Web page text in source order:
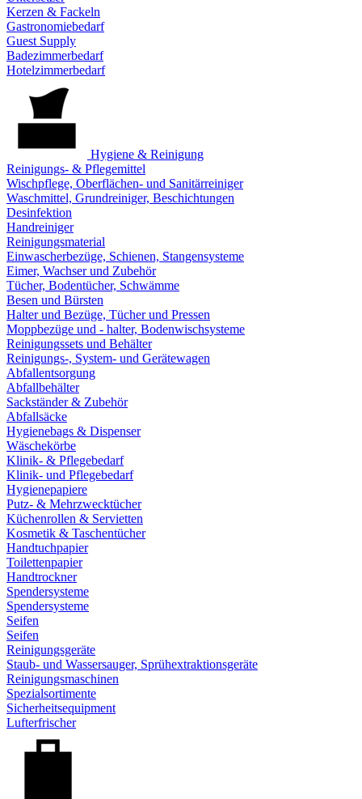
Kerzen & Fackeln
Gastronomiebedarf
Guest Supply
Badezimmerbedarf
Hotelzimmerbedarf
Hygiene & Reinigung
Reinigungs- & Pflegemittel
Wischpflege, Oberflächen- und Sanitärreiniger
Waschmittel, Grundreiniger, Beschichtungen
Desinfektion
Handreiniger
Reinigungsmaterial
Einwascherbezüge, Schienen, Stangensysteme
Eimer, Wachser und Zubehör
Tücher, Bodentücher, Schwämme
Besen und Bürsten
Halter und Bezüge, Tücher und Pressen
Moppbezüge und - halter, Bodenwischsysteme
Reinigungssets und Behälter
Reinigungs-, System- und Gerätewagen
Abfallentsorgung
Abfallbehälter
Sackständer & Zubehör
Abfallsäcke
Hygienebags & Dispenser
Wäschekörbe
Klinik- & Pflegebedarf
Klinik- und Pflegebedarf
Hygienepapiere
Putz- & Mehrzwecktücher
Küchenrollen & Servietten
Kosmetik & Taschentücher
Handtuchpapier
Toilettenpapier
Handtrockner
Spendersysteme
Spendersysteme
Seifen
Seifen
Reinigungsgeräte
Staub- und Wassersauger, Sprühextraktionsgeräte
Reinigungsmaschinen
Spezialsortimente
Sicherheitsequipment
Lufterfrischer